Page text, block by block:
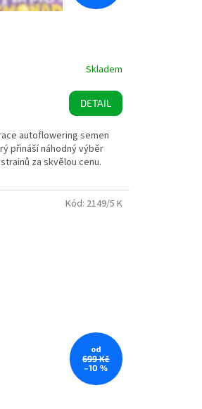
Skladem
DETAIL
autoflowering semen
přináší náhodný výběr
za skvělou cenu.
od
699 Kč
–10 %
Kód: 2149/5 K